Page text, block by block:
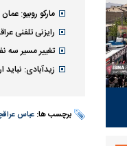
مارکو روبیو:
رایزنی تلفنی
تغییر مسیر
زیدآبادی:
برچسب ها: عباس